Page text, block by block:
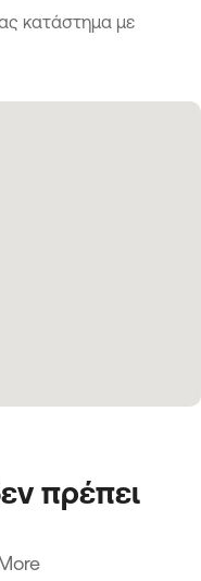
κατάστημα με
πρέπει